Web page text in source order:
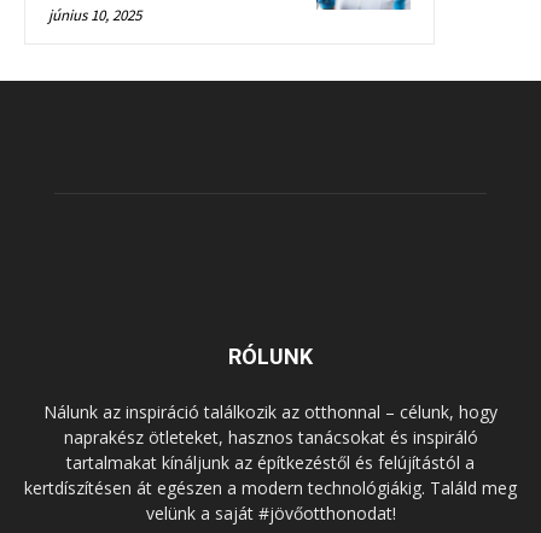
június 10, 2025
RÓLUNK
Nálunk az inspiráció találkozik az otthonnal – célunk, hogy
naprakész ötleteket, hasznos tanácsokat és inspiráló
tartalmakat kínáljunk az építkezéstől és felújítástól a
kertdíszítésen át egészen a modern technológiákig. Találd meg
velünk a saját #jövőotthonodat!